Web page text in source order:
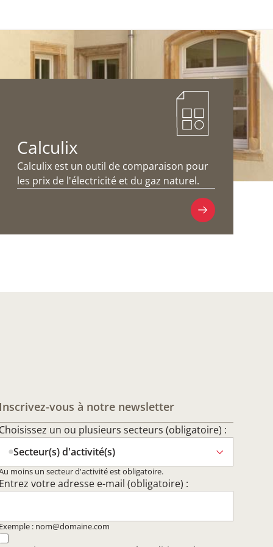
Calculix
Calculix est un outil de comparaison pour
les prix de l'électricité et du gaz naturel.
Inscrivez-vous à notre newsletter
Choisissez un ou plusieurs secteurs (obligatoire) :
Secteur(s) d'activité(s)
moins un secteur d'activité est obligatoire.
Entrez votre adresse e-mail (obligatoire) :
Exemple : nom@domaine.com